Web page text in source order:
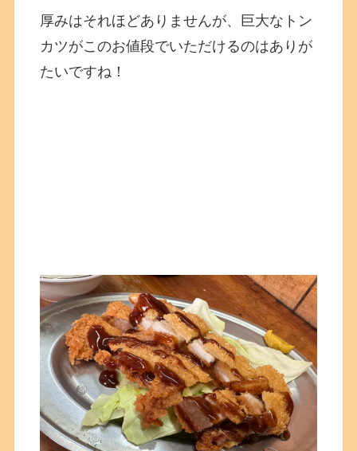
厚みはそれほどありませんが、巨大なトン
カツがこのお値段でいただけるのはありが
たいですね！